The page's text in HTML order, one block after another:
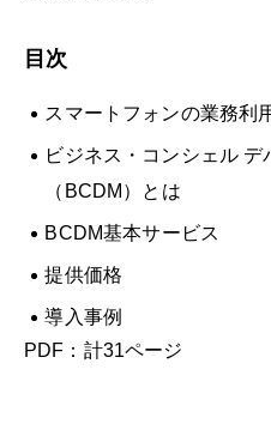
目次
スマートフォンの業務利
ビジネス・コンシェル デ
（BCDM）とは
BCDM基本サービス
提供価格
導入事例
PDF：計31ページ